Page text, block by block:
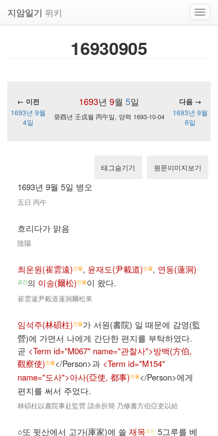
지암일기 위키
16930905
1693년 9월 5일
← 이전
다음 →
1693년 9월
4일
癸酉년 壬戌월 丙午일, 양력 1693-10-04
1693년 9월
6일
태그숨기기 원문이미지보기
1693년 9월 5일 병오
五日 丙午
흐리다가 맑음
陰陽
최운원(崔雲遠)인물, 윤재도(尹載道)인물, 연동(蓮洞)
공간의 이송(爾松)인물이 왔다.
崔雲遠尹載道蓮洞爾松來
임석주(林碩柱)인물가 서원(書院) 일 때문에 감영(監
營)에 가면서 나에게 간단한 편지를 부탁하였다.
곧 <Term id="M067" name="관찰사">방백(方伯,
觀察使)인물</Person>과 <Term id="M154"
name="도사">아사(亞使, 都事)인물</Person>에게
편지를 써서 주었다.
林碩柱以書院事赴監營 請余折簡 乃修書方伯亞吏以給
○또 뒷산에서 고가(庫家)에 쓸 재목물품 5그루를 베